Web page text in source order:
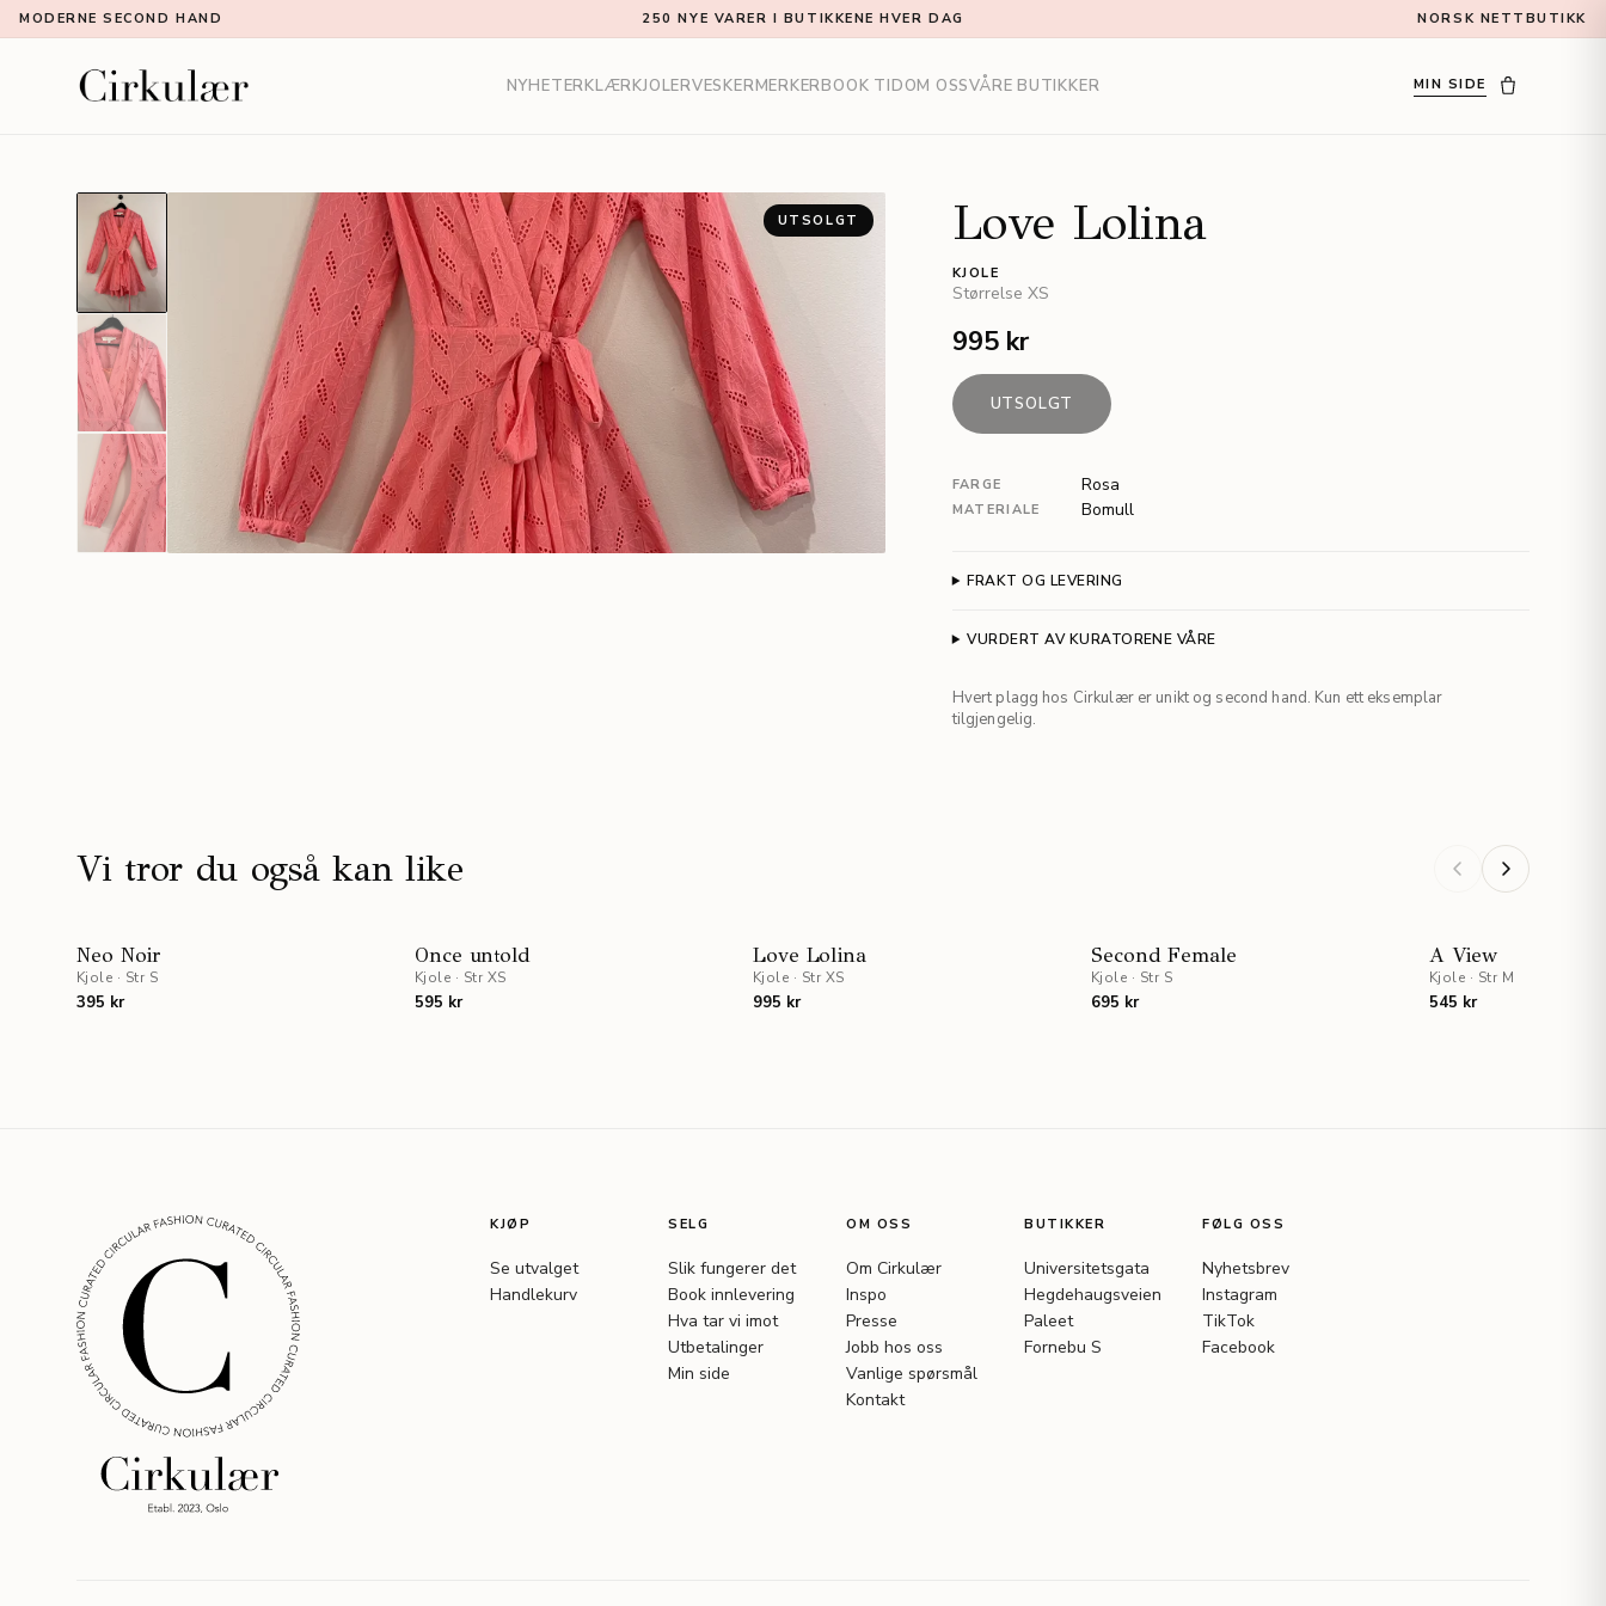
MODERNE SECOND HAND 250 NYE VARER I BUTIKKENE HVER DAG NORSK NETTBUTIKK
NYHETERKLÆRKJOLERVESKERMERKERBOOK TIDOM OSSVÅRE BUTIKKER MIN SIDE
UTSOLGT Love Lolina
KJOLE
Størrelse XS
995 kr
UTSOLGT
FARGE Rosa
MATERIALE Bomull
FRAKT OG LEVERING
VURDERT AV KURATORENE VÅRE
Hvert plagg hos Cirkulær er unikt og second hand. Kun ett eksemplar
tilgjengelig.
Vi tror du også kan like
Neo Noir
Kjole · Str S
395 kr
Once untold
Kjole · Str XS
595 kr
Love Lolina
Kjole · Str XS
995 kr
Second Female
Kjole · Str S
695 kr
A View
Kjole · Str M
545 kr
KJØP
Se utvalget
Handlekurv
SELG
Slik fungerer det
Book innlevering
Hva tar vi imot
Utbetalinger
Min side
OM OSS
Om Cirkulær
Inspo
Presse
Jobb hos oss
Vanlige spørsmål
Kontakt
BUTIKKER
Universitetsgata
Hegdehaugsveien
Paleet
Fornebu S
FØLG OSS
Nyhetsbrev
Instagram
TikTok
Facebook